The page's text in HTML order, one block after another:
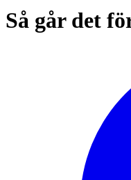
Så går det